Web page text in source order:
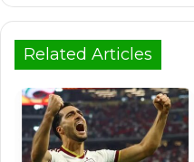
Related Articles